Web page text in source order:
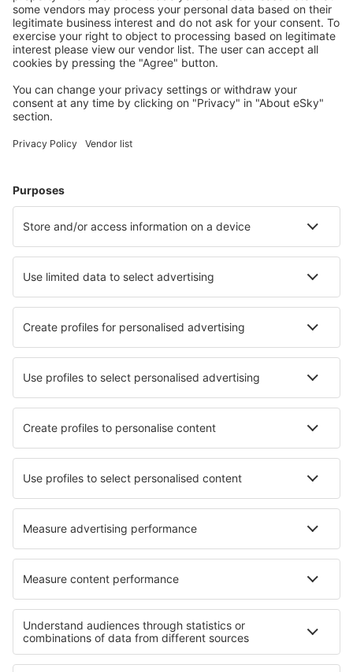
Benutzer.
Unterkünfte, die Sie mögen
Wählen Sie aus über 1,3 Millionen Unterkünften: Hotels,
Meist gesuchte Hotels von eSky-Nutzern
Hotels in Zingst Hotels Westerhever
Hotels in Heringsdorf Hotels in Gelting
Hotels in Plau am See Hotels in Bernkastel-Kues
Die besten Hotels - Städte
Hotels in Aberlady Hotels in Montegrosso
Hotels Kedougou Hotels in Weirton
Hotels in Kill Hotels in Villanueva del Trabuco
Die besten Hotels - Regionen
Hotels im Schwarzwald Hotels in Berchtesgaden
Hotels in Bavaria Hotels in der Fränkischen Schweiz
Hotels in Rhineland-Palatinate Hotels auf Lolland-Falster